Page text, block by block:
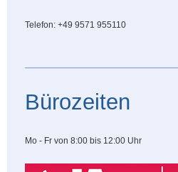
Telefon: +49 9571 955110
Bürozeiten
Mo - Fr von 8:00 bis 12:00 Uhr